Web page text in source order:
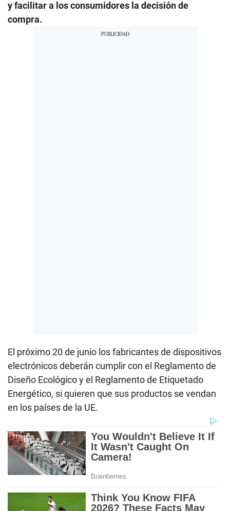
y facilitar a los consumidores la decisión de
compra.
El próximo 20 de junio los fabricantes de dispositivos
electrónicos deberán cumplir con el Reglamento de
Diseño Ecológico y el Reglamento de Etiquetado
Energético, si quieren que sus productos se vendan
en los países de la UE.